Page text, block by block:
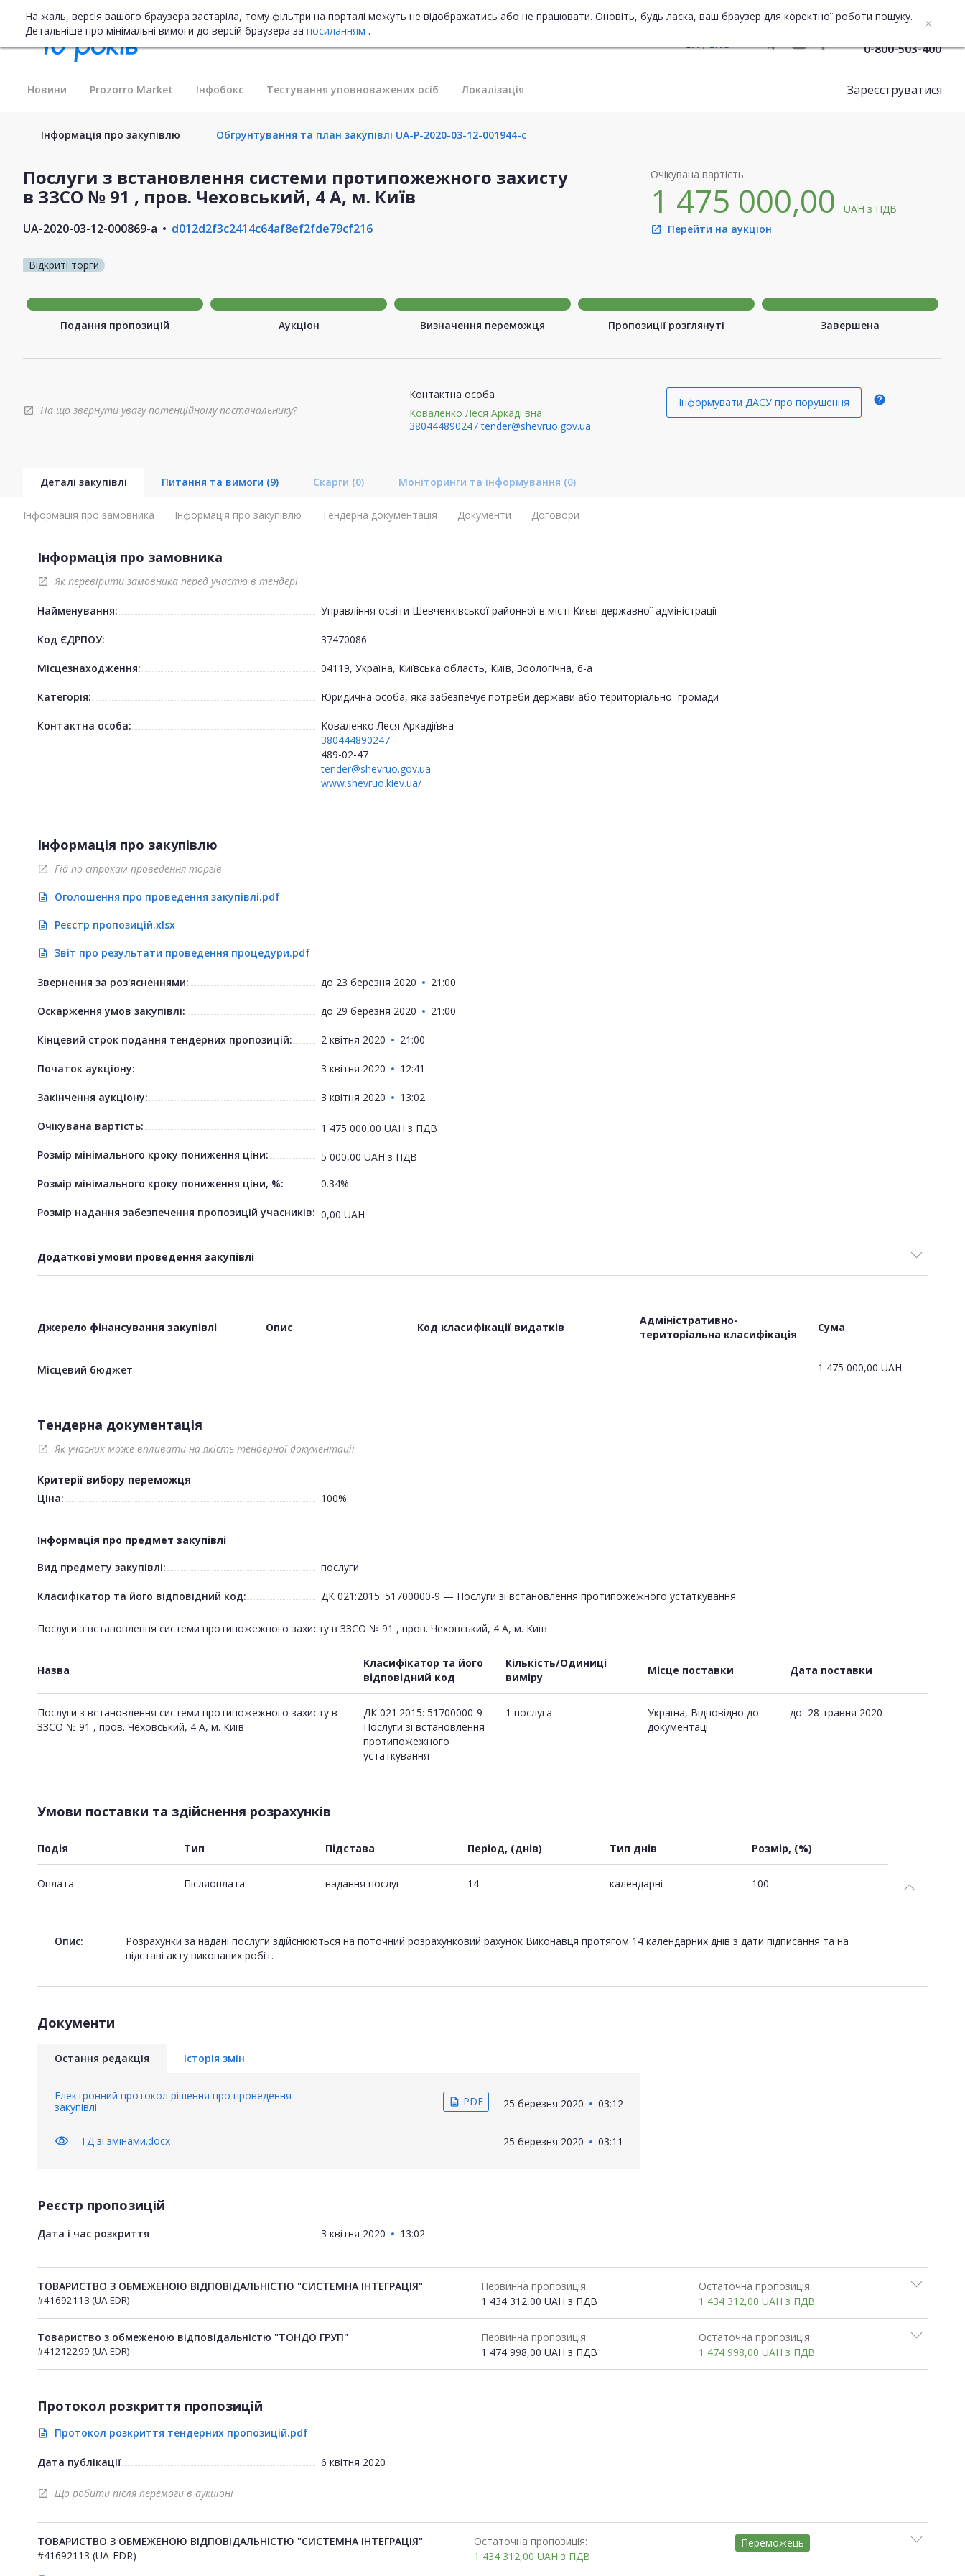
На жаль, версія вашого браузера застаріла, тому фільтри на порталі можуть не відображатись або не працювати. Оновіть, будь ласка, ваш браузер для коректної роботи пошуку.
Детальніше про мінімальні вимоги до версій браузера за посиланням .
UA
ENG 0-800-503-400
Новини Prozorro Market Інфобокс Тестування уповноважених осіб Локалізація Зареєструватися
Інформація про закупівлю Обгрунтування та план закупівлі UA-P-2020-03-12-001944-c
Послуги з встановлення системи протипожежного захисту
в ЗЗСО № 91 , пров. Чеховський, 4 А, м. Київ
UA-2020-03-12-000869-a d012d2f3c2414c64af8ef2fde79cf216
Відкриті торги
Очікувана вартість
1 475 000,00UAHз ПДВ
open_in_new Перейти на аукціон
Подання пропозицій Аукціон Визначення переможця Пропозиції розглянуті Завершена
open_in_new На що звернути увагу потенційному постачальнику?
Контактна особа
Коваленко Леся Аркадіївна
380444890247 tender@shevruo.gov.ua
Інформувати ДАСУ про порушення help
Деталі закупівлі Питання та вимоги (9) Скарги (0) Моніторинги та інформування (0)
Інформація про замовника Інформація про закупівлю Тендерна документація Документи Договори
Інформація про замовника
open_in_new Як перевірити замовника перед участю в тендері
Найменування: Управління освіти Шевченківської районної в місті Києві державної адміністрації
Код ЄДРПОУ: 37470086
Місцезнаходження: 04119, Україна, Київська область, Київ, Зоологічна, 6-а
Категорія: Юридична особа, яка забезпечує потреби держави або територіальної громади
Контактна особа:
Коваленко Леся Аркадіївна
380444890247
489-02-47
tender@shevruo.gov.ua
www.shevruo.kiev.ua/
Інформація про закупівлю
open_in_new Гід по строкам проведення торгів
description Оголошення про проведення закупівлі.pdf
description Реєстр пропозицій.xlsx
description Звіт про результати проведення процедури.pdf
Звернення за роз'ясненнями: до 23 березня 2020 21:00
Оскарження умов закупівлі: до 29 березня 2020 21:00
Кінцевий строк подання тендерних пропозицій: 2 квітня 2020 21:00
Початок аукціону: 3 квітня 2020 12:41
Закінчення аукціону: 3 квітня 2020 13:02
Очікувана вартість: 1 475 000,00 UAH з ПДВ
Розмір мінімального кроку пониження ціни:
5 000,00 UAH з ПДВ
Розмір мінімального кроку пониження ціни, %:
0.34%
Розмір надання забезпечення пропозицій учасників: 0,00 UAH
Додаткові умови проведення закупівлі
Джерело фінансування закупівлі Опис Код класифікації видатків
Адміністративно-
територіальна класифікація
Сума
Місцевий бюджет — — — 1 475 000,00 UAH
Тендерна документація
open_in_new Як учасник може впливати на якість тендерної документації
Критерії вибору переможця
Ціна:
100%
Інформація про предмет закупівлі
Вид предмету закупівлі:
послуги
Класифікатор та його відповідний код: ДК 021:2015: 51700000-9 — Послуги зі встановлення протипожежного устаткування
Послуги з встановлення системи протипожежного захисту в ЗЗСО № 91 , пров. Чеховський, 4 А, м. Київ
Назва
Класифікатор та його
відповідний код
Кількість/Одиниці
виміру
Місце поставки Дата поставки
Послуги з встановлення системи протипожежного захисту в
ЗЗСО № 91 , пров. Чеховський, 4 А, м. Київ
ДК 021:2015: 51700000-9 —
Послуги зі встановлення
протипожежного
устаткування
1 послуга
Україна, Відповідно до
документації
до 28 травня 2020
Умови поставки та здійснення розрахунків
Подія Тип Підстава Період, (днів) Тип днів Розмір, (%)
Оплата Пiсляоплата надання послуг 14 календарні 100
Опис:
Розрахунки за надані послуги здійснюються на поточний розрахунковий рахунок Виконавця протягом 14 календарних днів з дати підписання та на
підставі акту виконаних робіт.
Документи
Остання редакція Історія змін
Електронний протокол рішення про проведення
закупівлі
description PDF 25 березня 2020 03:12
visibility ТД зі змінами.docx 25 березня 2020 03:11
Реєстр пропозицій
Дата і час розкриття 3 квітня 2020 13:02
ТОВАРИСТВО З ОБМЕЖЕНОЮ ВІДПОВІДАЛЬНІСТЮ "СИСТЕМНА ІНТЕГРАЦІЯ"
#41692113 (UA-EDR)
Первинна пропозиція:
1 434 312,00 UAH з ПДВ
Остаточна пропозиція:
1 434 312,00UAHз ПДВ
Товариство з обмеженою відповідальністю "ТОНДО ГРУП"
#41212299 (UA-EDR)
Первинна пропозиція:
1 474 998,00 UAH з ПДВ
Остаточна пропозиція:
1 474 998,00UAHз ПДВ
Протокол розкриття пропозицій
description Протокол розкриття тендерних пропозицій.pdf
Дата публікації 6 квітня 2020
open_in_new Що робити після перемоги в аукціоні
ТОВАРИСТВО З ОБМЕЖЕНОЮ ВІДПОВІДАЛЬНІСТЮ "СИСТЕМНА ІНТЕГРАЦІЯ"
#41692113 (UA-EDR)
Остаточна пропозиція:
1 434 312,00 UAH з ПДВ
Переможець